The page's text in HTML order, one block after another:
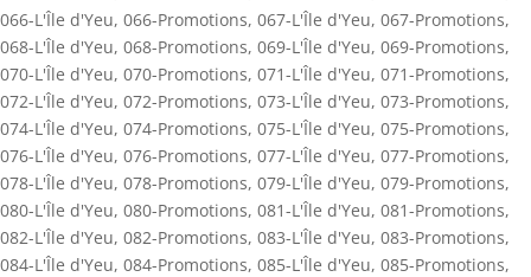
066-L'Île d'Yeu, 066-Promotions, 067-L'Île d'Yeu, 067-Promotions,
068-L'Île d'Yeu, 068-Promotions, 069-L'Île d'Yeu, 069-Promotions,
070-L'Île d'Yeu, 070-Promotions, 071-L'Île d'Yeu, 071-Promotions,
072-L'Île d'Yeu, 072-Promotions, 073-L'Île d'Yeu, 073-Promotions,
074-L'Île d'Yeu, 074-Promotions, 075-L'Île d'Yeu, 075-Promotions,
076-L'Île d'Yeu, 076-Promotions, 077-L'Île d'Yeu, 077-Promotions,
078-L'Île d'Yeu, 078-Promotions, 079-L'Île d'Yeu, 079-Promotions,
080-L'Île d'Yeu, 080-Promotions, 081-L'Île d'Yeu, 081-Promotions,
082-L'Île d'Yeu, 082-Promotions, 083-L'Île d'Yeu, 083-Promotions,
084-L'Île d'Yeu, 084-Promotions, 085-L'Île d'Yeu, 085-Promotions,